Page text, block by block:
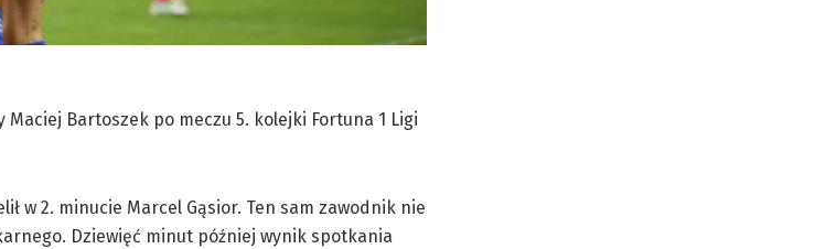
Bartoszek po meczu 5. kolejki Fortuna 1 Ligi
w 2. minucie Marcel Gąsior. Ten sam zawodnik nie
Dziewięć minut później wynik spotkania